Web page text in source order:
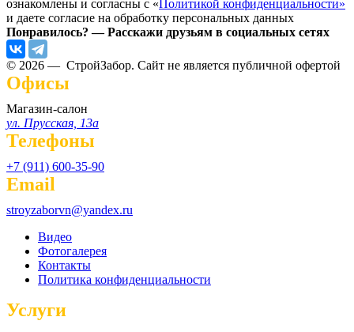
ознакомлены и согласны с «Политикой конфиденциальности»
и даете согласие на обработку персональных данных
Понравилось? — Расскажи друзьям в социальных сетях
© 2026 — СтройЗабор. Сайт не является публичной офертой
Офисы
Магазин-салон
ул. Прусская, 13а
Телефоны
+7 (911) 600-35-90
Email
stroyzaborvn@yandex.ru
Видео
Фотогалерея
Контакты
Политика конфиденциальности
Услуги